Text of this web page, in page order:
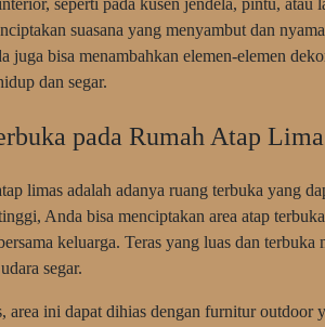
seperti pada kusen jendela, pintu, atau
suasana yang menyambut dan
juga bisa menambahkan elemen-elemen
dan segar.
pada Rumah Atap
limas adalah adanya ruang terbuka yang
Anda bisa menciptakan area atap
keluarga. Teras yang luas dan
segar.
area ini dapat dihias dengan furnitur outdoor